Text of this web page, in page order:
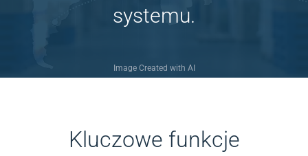
systemu.
Image Created with AI
Kluczowe funkcje